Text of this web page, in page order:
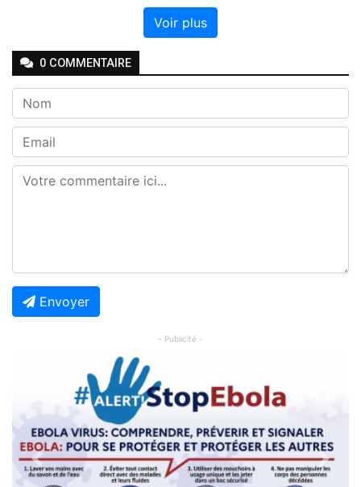
Voir plus
0 COMMENTAIRE
Envoyer
- Publicité -
Previous Next